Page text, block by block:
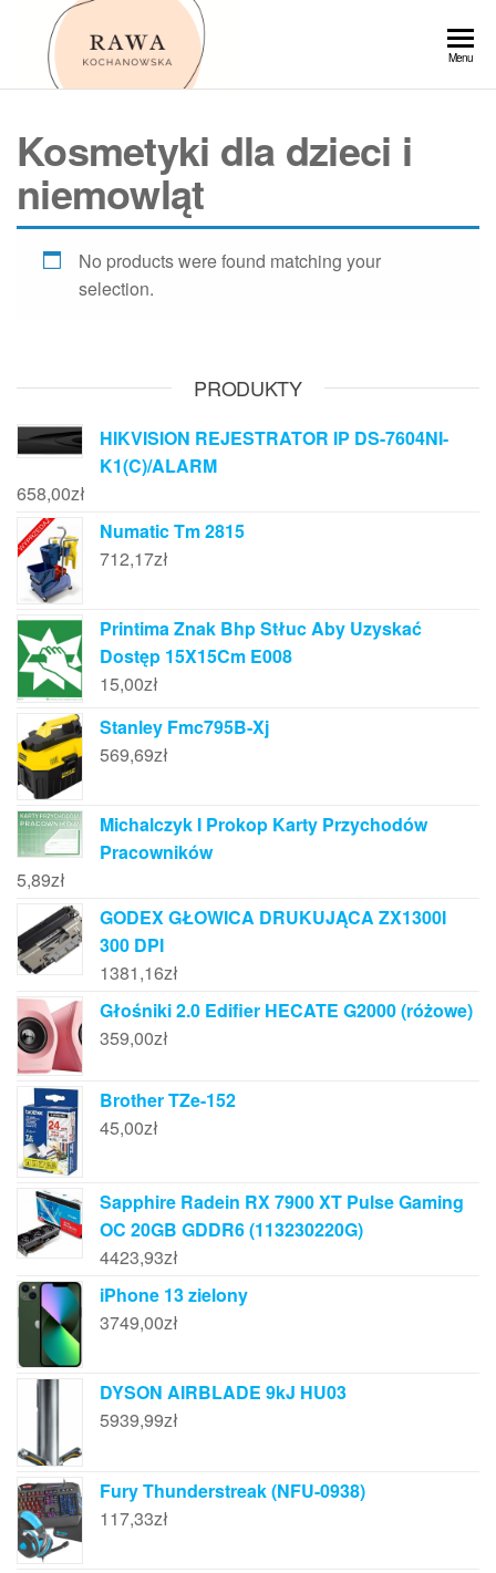
Przejdź
Menu
Kosmetyki dla dzieci i
niemowląt
No products were found matching your
selection.
PRODUKTY
HIKVISION REJESTRATOR IP DS-7604NI-
K1(C)/ALARM
658,00zł
Numatic Tm 2815
712,17zł
Printima Znak Bhp Stłuc Aby Uzyskać
Dostęp 15X15Cm E008
15,00zł
Stanley Fmc795B-Xj
569,69zł
Michalczyk I Prokop Karty Przychodów
Pracowników
5,89zł
GODEX GŁOWICA DRUKUJĄCA ZX1300I
300 DPI
1381,16zł
Głośniki 2.0 Edifier HECATE G2000 (różowe)
359,00zł
Brother TZe-152
45,00zł
Sapphire Radein RX 7900 XT Pulse Gaming
OC 20GB GDDR6 (113230220G)
4423,93zł
iPhone 13 zielony
3749,00zł
DYSON AIRBLADE 9kJ HU03
5939,99zł
Fury Thunderstreak (NFU-0938)
117,33zł